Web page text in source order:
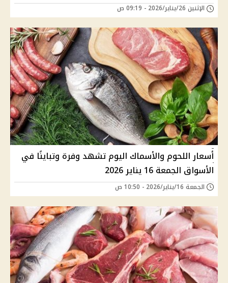
الإثنين 26/يناير/2026 - 09:19 ص
أسعار اللحوم والأسماك اليوم تشهد وفرة وتباينًا في
الأسواق الجمعة 16 يناير 2026
الجمعة 16/يناير/2026 - 10:50 ص